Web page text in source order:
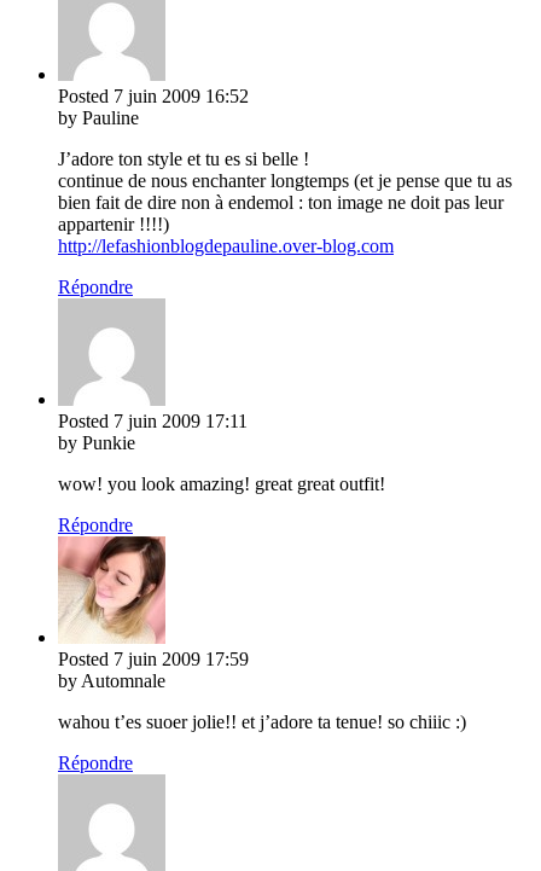
Posted 7 juin 2009 16:52
by Pauline
J’adore ton style et tu es si belle !
continue de nous enchanter longtemps (et je pense que tu as
bien fait de dire non à endemol : ton image ne doit pas leur
appartenir !!!!)
http://lefashionblogdepauline.over-blog.com
Répondre
Posted 7 juin 2009 17:11
by Punkie
wow! you look amazing! great great outfit!
Répondre
Posted 7 juin 2009 17:59
by Automnale
wahou t’es suoer jolie!! et j’adore ta tenue! so chiiic :)
Répondre